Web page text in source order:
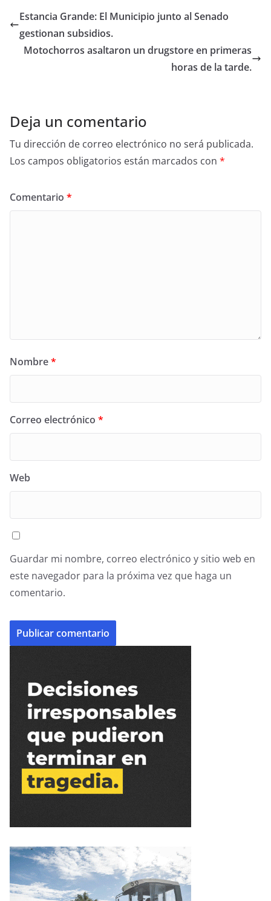
Estancia Grande: El Municipio junto al Senado
gestionan subsidios.
Motochorros asaltaron un drugstore en primeras
horas de la tarde.
Deja un comentario
Tu dirección de correo electrónico no será publicada.
Los campos obligatorios están marcados con *
Comentario *
Nombre*
Correo electrónico *
Web
Guardar mi nombre, correo electrónico y sitio web en
este navegador para la próxima vez que haga un
comentario.